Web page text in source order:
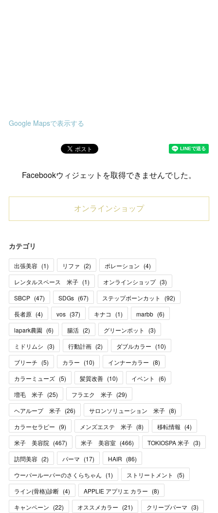
Google Mapsで表示する
Facebookウィジェットを取得できませんでした。
オンラインショップ
カテゴリ
出張美容 (1) リファ (2) ポレーション (4)
レンタルスペース 米子 (1) オンラインショップ (3)
SBCP (47) SDGs (67) ステップボーンカット (92)
長者原 (4) vos (37) キナコ (1) marbb (6)
lapark農園 (6) 腸活 (2) グリーンポット (3)
ミドリムシ (3) 行動計画 (2) ダブルカラー (10)
ブリーチ (5) カラー (10) インナーカラー (8)
カラーミューズ (5) 髪質改善 (10) イベント (6)
増毛 米子 (25) フラエク 米子 (29)
ヘアループ 米子 (26) サロンソリューション 米子 (8)
カラーセラピー (9) メンズエステ 米子 (8) 移転情報 (4)
米子 美容院 (467) 米子 美容室 (466) TOKIOSPA 米子 (3)
訪問美容 (2) パーマ (17) HAIR (86)
ウーパールーパーのさくらちゃん (1) ストリートメント (5)
ライン(骨格)診断 (4) APPLIE アプリエ カラー (8)
キャンペーン (22) オススメカラー (21) クリープパーマ (3)